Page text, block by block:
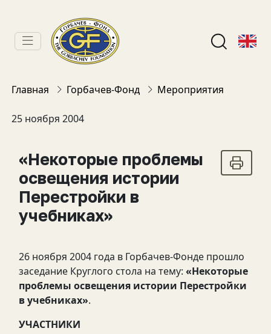
Главная Горбачев-Фонд Мероприятия
25 ноября 2004
«Некоторые проблемы
освещения истории
Перестройки в
учебниках»
26 ноября 2004 года в Горбачев-Фонде прошло
заседание Круглого стола на тему: «Некоторые
проблемы освещения истории Перестройки
в учебниках».
УЧАСТНИКИ